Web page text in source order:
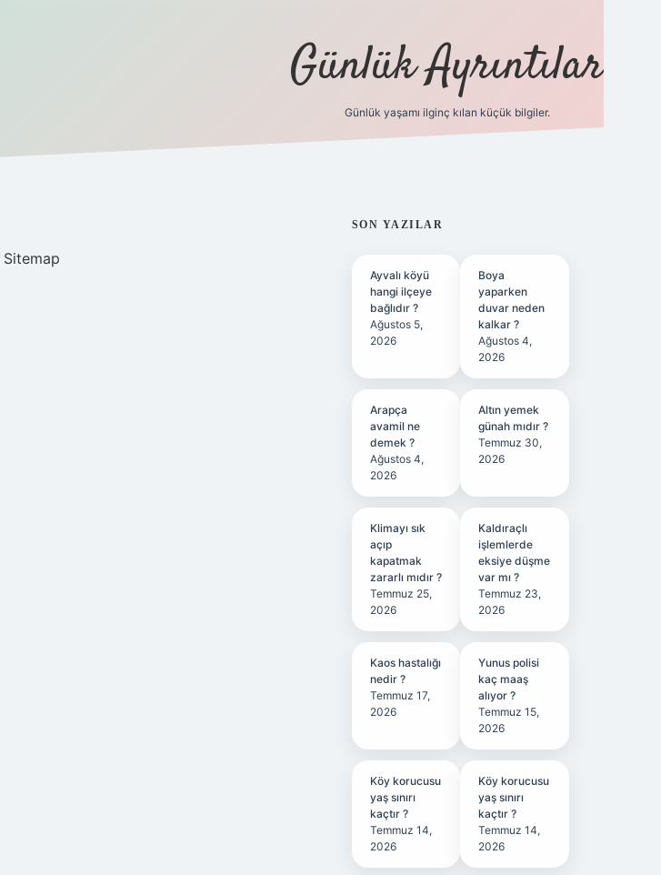
Günlük Ayrıntılar
Günlük yaşamı ilginç kılan küçük bilgiler.
Sitemap
SIDEBAR
SON YAZILAR
Ayvalı köyü
hangi ilçeye
bağlıdır ?
Ağustos 5,
2026
Boya
yaparken
duvar neden
kalkar ?
Ağustos 4,
2026
Arapça
avamil ne
demek ?
Ağustos 4,
2026
Altın yemek
günah mıdır ?
Temmuz 30,
2026
Klimayı sık
açıp
kapatmak
zararlı mıdır ?
Temmuz 25,
2026
Kaldıraçlı
işlemlerde
eksiye düşme
var mı ?
Temmuz 23,
2026
Kaos hastalığı
nedir ?
Temmuz 17,
2026
Yunus polisi
kaç maaş
alıyor ?
Temmuz 15,
2026
Köy korucusu
yaş sınırı
kaçtır ?
Temmuz 14,
2026
Köy korucusu
yaş sınırı
kaçtır ?
Temmuz 14,
2026